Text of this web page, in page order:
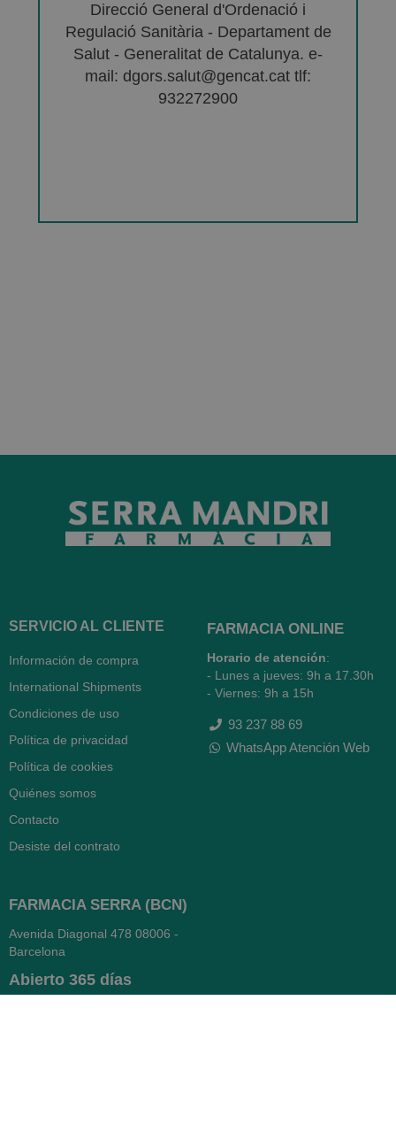
Direcció General d'Ordenació i
Regulació Sanitària - Departament de
Salut - Generalitat de Catalunya. e-
mail: dgors.salut@gencat.cat tlf:
932272900
SERVICIO AL CLIENTE
Información de compra
International Shipments
Condiciones de uso
Política de privacidad
Política de cookies
Quiénes somos
Contacto
Desiste del contrato
FARMACIA ONLINE
Horario de atención:
- Lunes a jueves: 9h a 17.30h
- Viernes: 9h a 15h
93 237 88 69
WhatsApp Atención Web
FARMACIA SERRA (BCN)
Avenida Diagonal 478 08006 -
Barcelona
Abierto 365 días